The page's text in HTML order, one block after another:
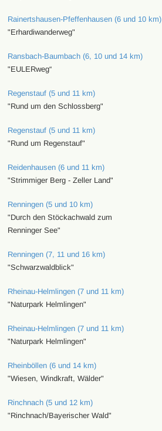
Rainertshausen-Pfeffenhausen (6 und 10 km)
"Erhardiwanderweg"
Ransbach-Baumbach (6, 10 und 14 km)
"EULERweg“
Regenstauf (5 und 11 km)
"Rund um den Schlossberg"
Regenstauf (5 und 11 km)
"Rund um Regenstauf"
Reidenhausen (6 und 11 km)
"Strimmiger Berg - Zeller Land"
Renningen (5 und 10 km)
"Durch den Stöckachwald zum
Renninger See"
Renningen (7, 11 und 16 km)
"Schwarzwaldblick"
Rheinau-Helmlingen (7 und 11 km)
"Naturpark Helmlingen"
Rheinau-Helmlingen (7 und 11 km)
"Naturpark Helmlingen"
Rheinböllen (6 und 14 km)
"Wiesen, Windkraft, Wälder"
Rinchnach (5 und 12 km)
"Rinchnach/Bayerischer Wald"